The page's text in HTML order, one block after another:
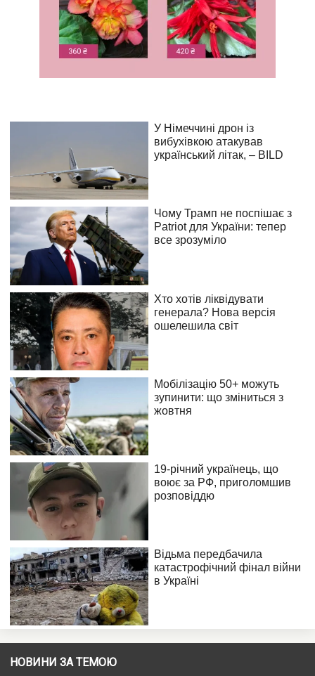
НОВИНИ ЗА ТЕМОЮ